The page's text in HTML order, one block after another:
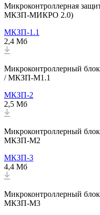
Микроконтроллерная
МКЗП-МИКРО 2.0)
МКЗП-1.1
2,4 Мб
Микроконтроллерный
/ МКЗП-М1.1
МКЗП-2
2,5 Мб
Микроконтроллерный
МКЗП-М2
МКЗП-3
4,4 Мб
Микроконтроллерный
МКЗП-М3